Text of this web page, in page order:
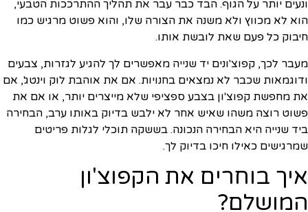
ונעים יותר על הגוף. הבד כבר עבר את תהליך ההתרככות הטבעי,
הוא לא מכווץ ולא משנה את הצורה שלו, והוא פשוט מרגיש כמו
חיבוק כל פעם שאת לובשת אותו.
מעבר לכך, קפוצ'ונים יד שנייה מאפשרים לך להגיע לגזרות, צבעים
ודוגמאות שכבר לא נמצאים בחנויות. אם את אוהבת לוק וינטג', אם
את מחפשת קפוצ'ון בצבע ספציפי שלא מייצרים יותר, או אם את
פשוט רוצה משהו שאיש אחר לא ילבש בדיוק באותו ערב, הבחירה
ביד שנייה היא הבחירה הנכונה. בששקה תוכלי לגלות פריטים
שמרגישים כאילו חיכו בדיוק לך.
איך בוחרים את הקפוצ'ון
המושלם?